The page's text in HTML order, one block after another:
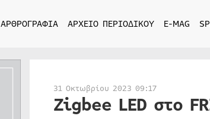
ΑΡΘΡΟΓΡΑΦΙΑ ΑΡΧΕΙΟ ΠΕΡΙΟΔΙΚΟΥ E-MAG
31 Οκτωβρίου 2023 09:17
Zigbee LED στο